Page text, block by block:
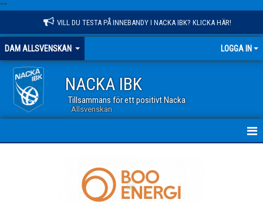
""
VILL DU TESTA PÅ INNEBANDY I NACKA IBK? KLICKA HÄR!
DAM ALLSVENSKAN LOGGA IN
NACKA IBK
Tillsammans för ett positivt Nacka
Allsvenskan